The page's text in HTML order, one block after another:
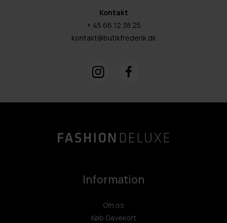
Kontakt
+ 45 66 12 38 25
kontakt@butikfrederik.dk
Information
Om os
Køb Gavekort